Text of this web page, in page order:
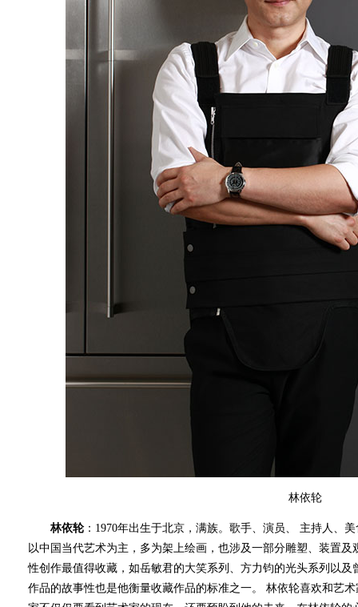
林依轮
林依轮：1970年出生于北京，满族。歌手、演员、 主持人、
以中国当代艺术为主，多为架上绘画，也涉及一部分雕塑、装置
性创作最值得收藏，如岳敏君的大笑系列、方力钧的光头系列以
作品的故事性也是他衡量收藏作品的标准之一。 林依轮喜欢和艺